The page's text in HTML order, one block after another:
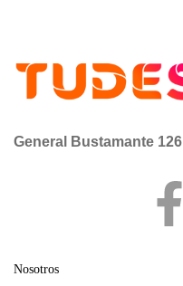
General Bustamante
Nosotros